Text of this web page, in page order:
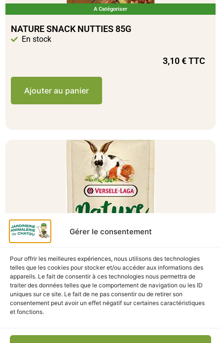
Gérer le consentement
Pour offrir les meilleures expériences, nous utilisons des technologies
telles que les cookies pour stocker et/ou accéder aux informations des
appareils. Le fait de consentir à ces technologies nous permettra de
traiter des données telles que le comportement de navigation ou les ID
uniques sur ce site. Le fait de ne pas consentir ou de retirer son
consentement peut avoir un effet négatif sur certaines caractéristiques
et fonctions.
A Catégoriser
NATURE SNACK NUTTIES 85G
En stock
3,10€TTC
Ajouter au panier
A Catégoriser
NATURE SNACK VEGGIES 85G
En stock